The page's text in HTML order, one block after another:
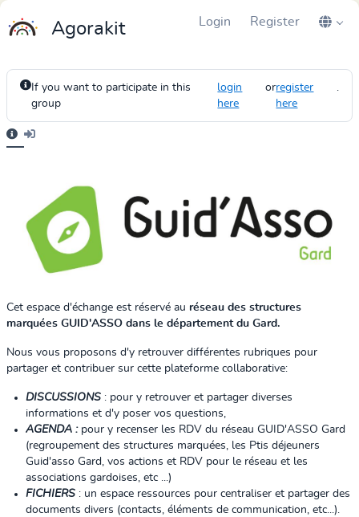
Agorakit Login Register
If you want to participate in this
group
login
here
orregister
here
.
Cet espace d'échange est réservé au réseau des structures
marquées GUID'ASSO dans le département du Gard.
Nous vous proposons d'y retrouver différentes rubriques pour
partager et contribuer sur cette plateforme collaborative:
DISCUSSIONS : pour y retrouver et partager diverses
informations et d'y poser vos questions,
AGENDA :pour y recenser les RDV du réseau GUID'ASSO Gard
(regroupement des structures marquées, les Ptis déjeuners
Guid'asso Gard, vos actions et RDV pour le réseau et les
associations gardoises, etc ...)
FICHIERS : un espace ressources pour centraliser et partager des
documents divers (contacts, éléments de communication, etc...).